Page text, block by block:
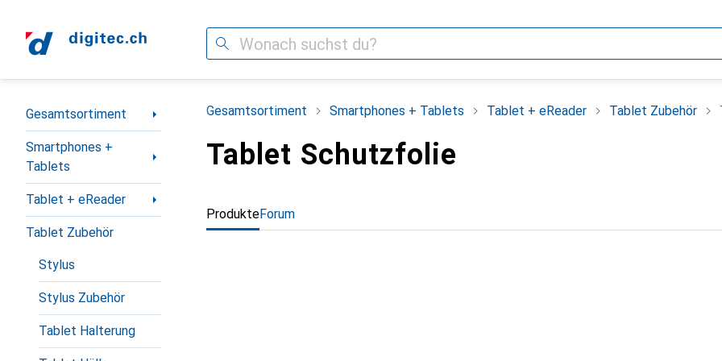
Suche
Navigation nach Kategorien
Gesamtsortiment
Smartphones +
Tablets
Tablet + eReader
Tablet Zubehör
Stylus
Stylus Zubehör
Tablet Halterung
Gesamtsortiment Smartphones + Tablets Tablet + eReader Tablet Zubehör
Tablet Schutzfolie
ProdukteForum